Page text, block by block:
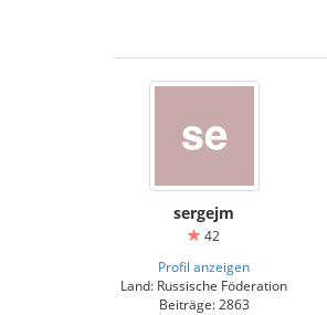
sergejm
42
Profil anzeigen
Land: Russische Föderation
Beiträge: 2863